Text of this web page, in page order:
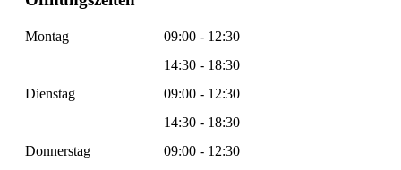
Montag
09:00 - 12:30
14:30 - 18:30
Dienstag
09:00 - 12:30
14:30 - 18:30
Donnerstag
09:00 - 12:30